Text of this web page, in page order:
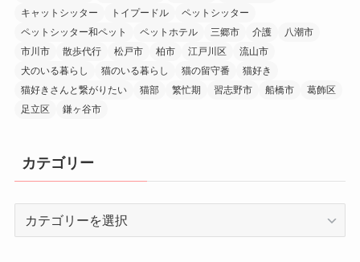
キャットシッター
トイプードル
ペットシッター
ペットシッター和ペット
ペットホテル 三郷市 介護
八潮市
市川市
散歩代行 松戸市 柏市 江戸川区
流山市
犬のいる暮らし
猫のいる暮らし 猫の留守番
猫好き
猫好きさんと繋がりたい
猫部 繁忙期 習志野市 船橋市
葛飾区
足立区
鎌ヶ谷市
カテゴリー